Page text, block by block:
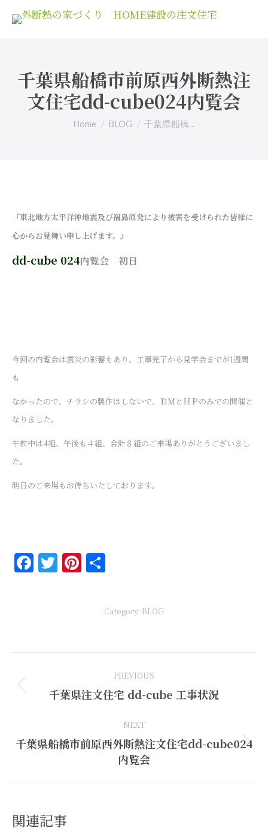
千葉県船橋市前原西外断熱注
文住宅dd-cube024内覧会
You are here:
Home BLOG 千葉県船橋…
『東北地方太平洋沖地震及び福島原発により被害を受けられた皆様に
心からお見舞い申し上げます。』
dd-cube 024内覧会 初日
今回の内覧会は震災の影響もあり、工事完了から見学会までが1週間
も
なかったので、チラシの製作はしないで、ＤＭとＨＰのみでの開催と
なりました。
午前中は4組、午後も４組、合計８組のご来場ありがとうございまし
た。
明日のご来場もお待ちいたしております。
Facebook
Twitter
Pinterest
Category: BLOG
PREVIOUS
Previous
千葉県注文住宅 dd-cube 工事状況
NEXT
Next
post:
千葉県船橋市前原西外断熱注文住宅dd-cube024
内覧会
関連記事